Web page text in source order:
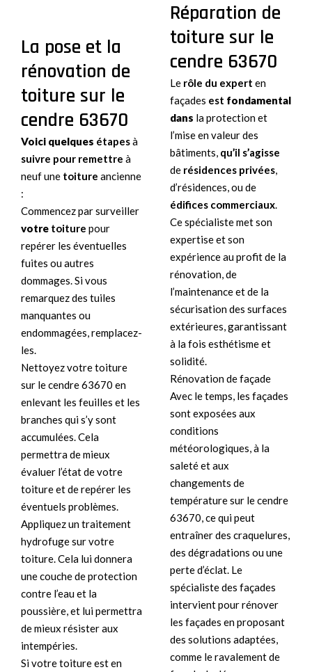
La pose et la
rénovation de
toiture sur le
cendre 63670
Voici quelques étapesà
suivre pour remettre à
neuf une toiture ancienne
:
Commencez par surveiller
votre toiture pour
repérer les éventuelles
fuites ou autres
dommages. Si vous
remarquez des tuiles
manquantes ou
endommagées, remplacez-
les.
Nettoyez votre toiture
sur le cendre 63670 en
enlevant les feuilles et les
branches qui s’y sont
accumulées. Cela
permettra de mieux
évaluer l’état de votre
toiture et de repérer les
éventuels problèmes.
Appliquez un traitement
hydrofuge sur votre
toiture. Cela lui donnera
une couche de protection
contre l’eau et la
poussière, et lui permettra
de mieux résister aux
intempéries.
Si votre toiture est en
Réparation de
toiture sur le
cendre 63670
Le rôle du expert en
façades est fondamental
dans la protection et
l’mise en valeur des
bâtiments, qu’il s’agisse
de résidences privées,
d’résidences, ou de
édifices commerciaux.
Ce spécialiste met son
expertise et son
expérience au profit de la
rénovation, de
l’maintenance et de la
sécurisation des surfaces
extérieures, garantissant
à la fois esthétisme et
solidité.
Rénovation de façade
Avec le temps, les façades
sont exposées aux
conditions
météorologiques, à la
saleté et aux
changements de
température sur le cendre
63670, ce qui peut
entraîner des craquelures,
des dégradations ou une
perte d’éclat. Le
spécialiste des façades
intervient pour rénover
les façades en proposant
des solutions adaptées,
comme le ravalement de